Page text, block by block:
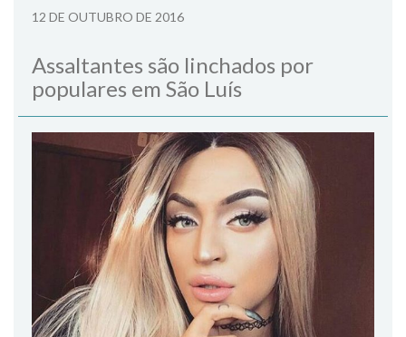
12 DE OUTUBRO DE 2016
Assaltantes são linchados por
populares em São Luís